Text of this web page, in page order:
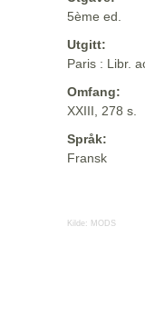
5ème ed.
Utgitt:
Paris : Libr.
Omfang:
XXIII, 278 s.
Språk:
Fransk
Kilde: MODS